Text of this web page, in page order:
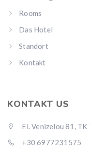
Rooms
Das Hotel
Standort
Kontakt
KONTAKT US
El. Venizelou 81,
+30 6977231575